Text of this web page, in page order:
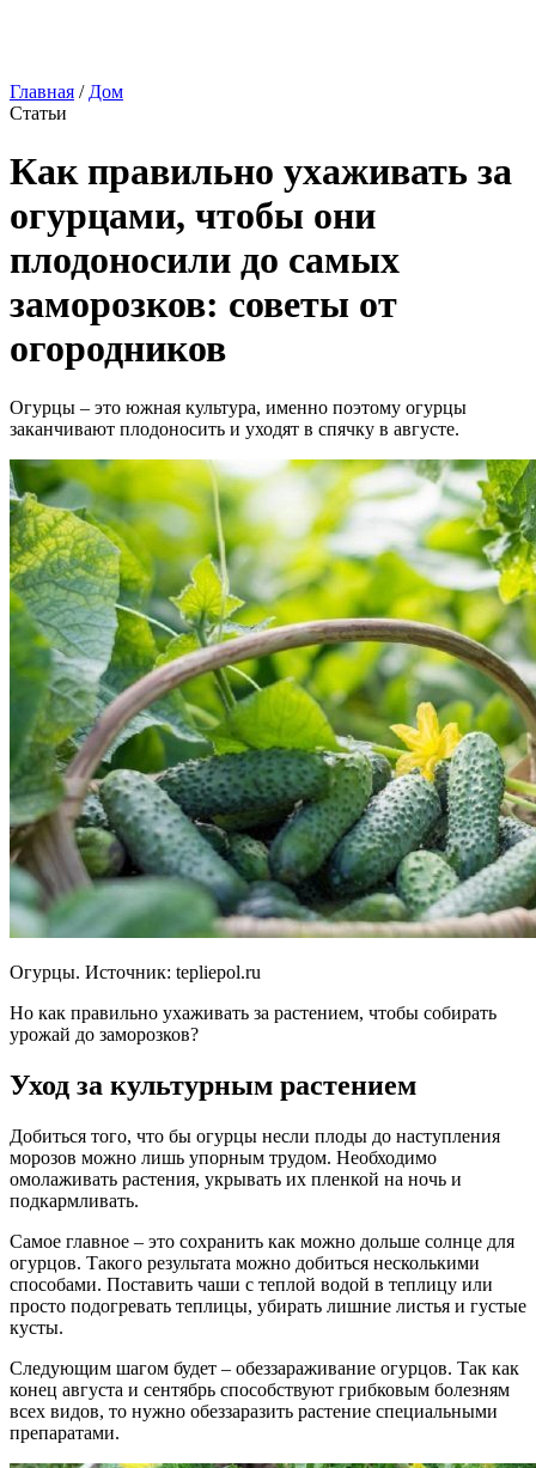
Главная / Дом
Статьи
Как правильно ухаживать за
огурцами, чтобы они
плодоносили до самых
заморозков: советы от
огородников
Огурцы – это южная культура, именно поэтому огурцы
заканчивают плодоносить и уходят в спячку в августе.
Огурцы. Источник: tepliepol.ru
Но как правильно ухаживать за растением, чтобы собирать
урожай до заморозков?
Уход за культурным растением
Добиться того, что бы огурцы несли плоды до наступления
морозов можно лишь упорным трудом. Необходимо
омолаживать растения, укрывать их пленкой на ночь и
подкармливать.
Самое главное – это сохранить как можно дольше солнце для
огурцов. Такого результата можно добиться несколькими
способами. Поставить чаши с теплой водой в теплицу или
просто подогревать теплицы, убирать лишние листья и густые
кусты.
Следующим шагом будет – обеззараживание огурцов. Так как
конец августа и сентябрь способствуют грибковым болезням
всех видов, то нужно обеззаразить растение специальными
препаратами.